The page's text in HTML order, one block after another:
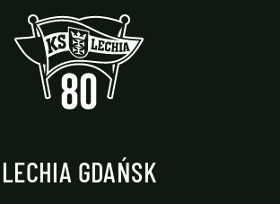
LECHIA GDAŃSK